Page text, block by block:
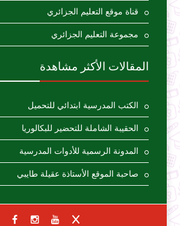
قناة موقع التعليم الجزائري
مجموعة التعليم الجزائري
المقالات الأكثر مشاهدة
الكتب المدرسية ابتدائي للتحميل
الحقيبة الشاملة للتحضير للبكالوريا
المدونة الرسمية للأدوات المدرسية
صاحبة الموقع الأستاذة عقيلة طايبي